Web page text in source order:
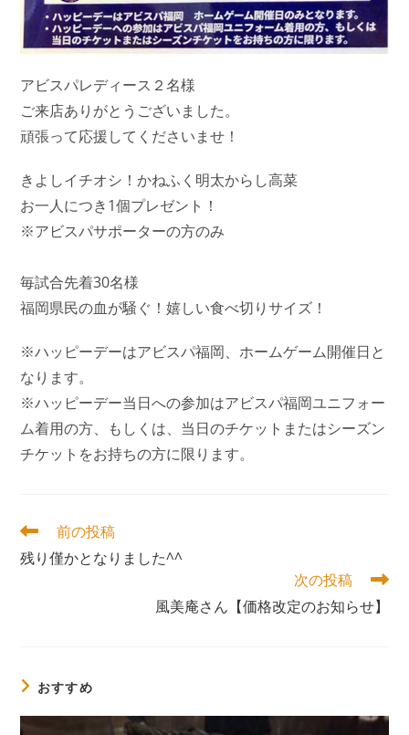
アビスパレディース２名様
ご来店ありがとうございました。
頑張って応援してくださいませ！
きよしイチオシ！かねふく明太からし高菜
お一人につき1個プレゼント！
※アビスパサポーターの方のみ
毎試合先着30名様
福岡県民の血が騒ぐ！嬉しい食べ切りサイズ！
※ハッピーデーはアビスパ福岡、ホームゲーム開催日と
なります。
※ハッピーデー当日への参加はアビスパ福岡ユニフォー
ム着用の方、もしくは、当日のチケットまたはシーズン
チケットをお持ちの方に限ります。
そ
他
前の投稿
残り僅かとなりました^^
次の投稿
風美庵さん【価格改定のお知らせ】
おすすめ